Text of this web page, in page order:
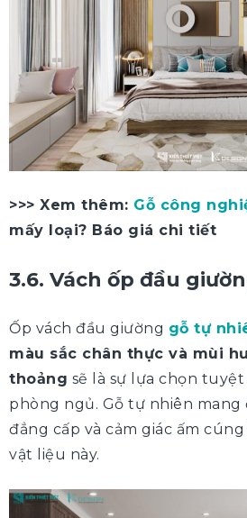
>>> Xem thêm: Gỗ công
mấy loại? Báo giá chi tiết
3.6. Vách ốp đầu
Ốp vách đầu giường gỗ tự
màu sắc chân thực và mùi
thoảng sẽ là sự lựa chọn
phòng ngủ. Gỗ tự nhiên
đẳng cấp và cảm giác ấm
vật liệu này.